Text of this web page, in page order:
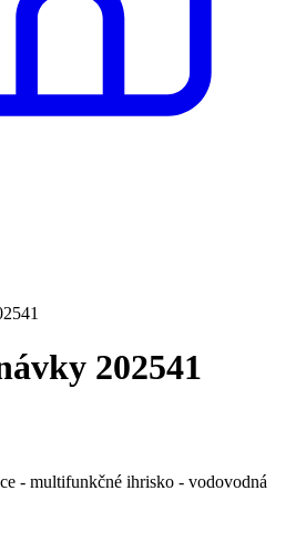
202541
- multifunkčné ihrisko - vodovodná